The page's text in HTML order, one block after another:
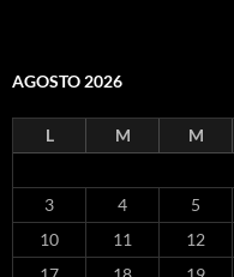
AGOSTO 2026
L M M
3
4 5
10
11 12